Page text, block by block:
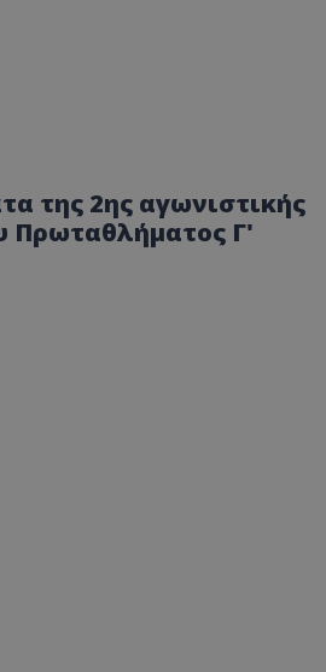
της 2ης αγωνιστικής
Πρωταθλήματος Γ'